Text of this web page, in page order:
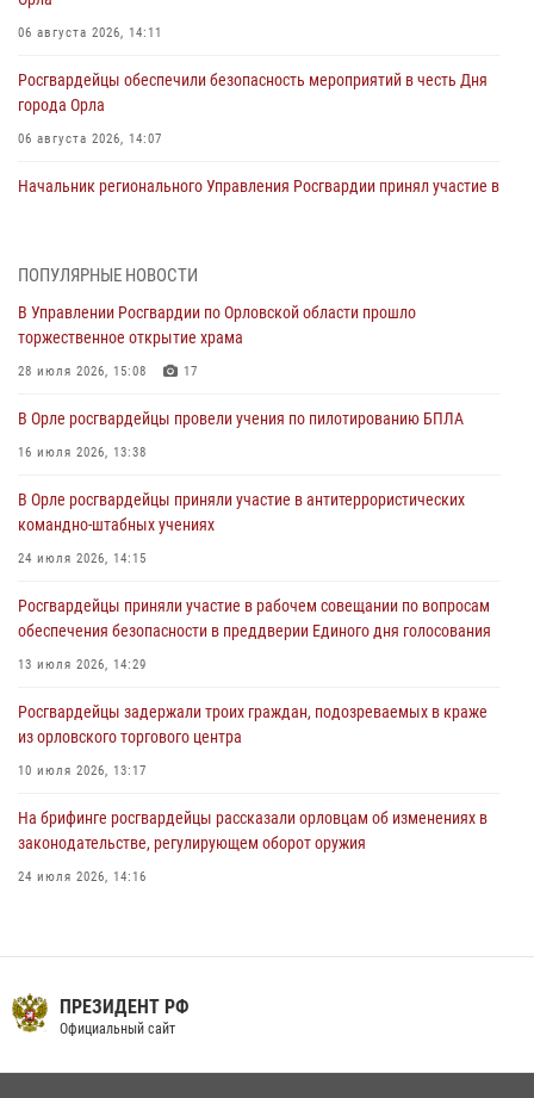
06 августа 2026, 14:11
Росгвардейцы обеспечили безопасность мероприятий в честь Дня
города Орла
06 августа 2026, 14:07
Начальник регионального Управления Росгвардии принял участие в
первое полугодие
05 августа 2026, 13:12
совершении противоправных действий
04 августа 2026, 14:21
В Орле приняли присягу 28 новых росгвардейцев
04 августа 2026, 14:06
предоставлении госуслуг
ПОПУЛЯРНЫЕ НОВОСТИ
В Управлении Росгвардии по Орловской области прошло
торжественное открытие храма
28 июля 2026, 15:08 17
В Орле росгвардейцы провели учения по пилотированию БПЛА
16 июля 2026, 13:38
В Орле росгвардейцы приняли участие в антитеррористических
командно-штабных учениях
24 июля 2026, 14:15
Росгвардейцы приняли участие в рабочем совещании по вопросам
обеспечения безопасности в преддверии Единого дня голосования
13 июля 2026, 14:29
Росгвардейцы задержали троих граждан, подозреваемых в краже
из орловского торгового центра
10 июля 2026, 13:17
На брифинге росгвардейцы рассказали орловцам об изменениях в
законодательстве, регулирующем оборот оружия
24 июля 2026, 14:16
30 июля 2026, 14:27
В Орле росгвардейцы за неделю проверили два детских лагеря
16 июля 2026, 13:34
ПРЕЗИДЕНТ РФ
Официальный сайт